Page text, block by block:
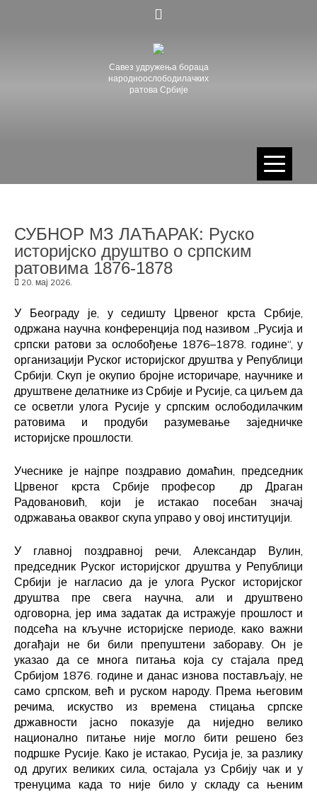
Савез удружења бораца
народноослободилачких
ратова Србије
СУБНОР МЗ ЛАЋАРАК: Руско
историјско друштво о српским
ратовима 1876-1878
20. мај 2026.
У Београду је, у седишту Црвеног крста Србије,
одржана научна конференција под називом „Русија и
српски ратови за ослобођење 1876–1878. године“, у
организацији Руског историјског друштва у Републици
Србији. Скуп је окупио бројне историчаре, научнике и
друштвене делатнике из Србије и Русије, са циљем да
се осветли улога Русије у српским ослободилачким
ратовима и продуби разумевање заједничке
историјске прошлости.
Учеснике је најпре поздравио домаћин, председник
Црвеног крста Србије професор др Драган
Радовановић, који је истакао посебан значај
одржавања оваквог скупа управо у овој институцији.
У главној поздравној речи, Александар Вулин,
председник Руског историјског друштва у Републици
Србији је нагласио да је улога Руског историјског
друштва пре свега научна, али и друштвено
одговорна, јер има задатак да истражује прошлост и
подсећа на кључне историјске периоде, како важни
догађаји не би били препуштени забораву. Он је
указао да се многа питања која су стајала пред
Србијом 1876. године и данас изнова постављају, не
само српском, већ и руском народу. Према његовим
речима, искуство из времена стицања српске
државности јасно показује да ниједно велико
национално питање није могло бити решено без
подршке Русије. Како је истакао, Русија је, за разлику
од других великих сила, остајала уз Србију чак и у
тренуцима када то није било у складу са њеним